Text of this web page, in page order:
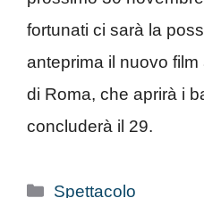
fortunati ci sarà la
anteprima il nuovo
di Roma, che aprirà i
concluderà il 29.
Categorie
Spettacolo